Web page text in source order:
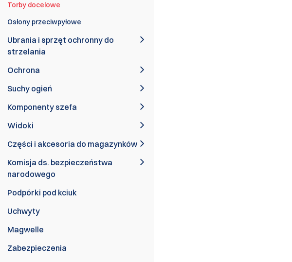
Torby docelowe
Osłony przeciwpyłowe
Ubrania i sprzęt ochronny do
strzelania
Ochrona
Suchy ogień
Komponenty szefa
Widoki
Części i akcesoria do magazynków
Komisja ds. bezpieczeństwa
narodowego
Podpórki pod kciuk
Uchwyty
Magwelle
Zabezpieczenia